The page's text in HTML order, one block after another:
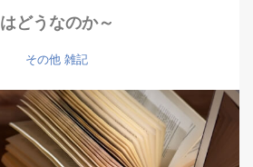
はどうなのか～
その他 雑記